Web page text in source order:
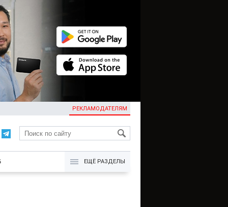
РЕКЛАМОДАТЕЛЯМ
KG
ЕЩЁ РАЗДЕЛЫ